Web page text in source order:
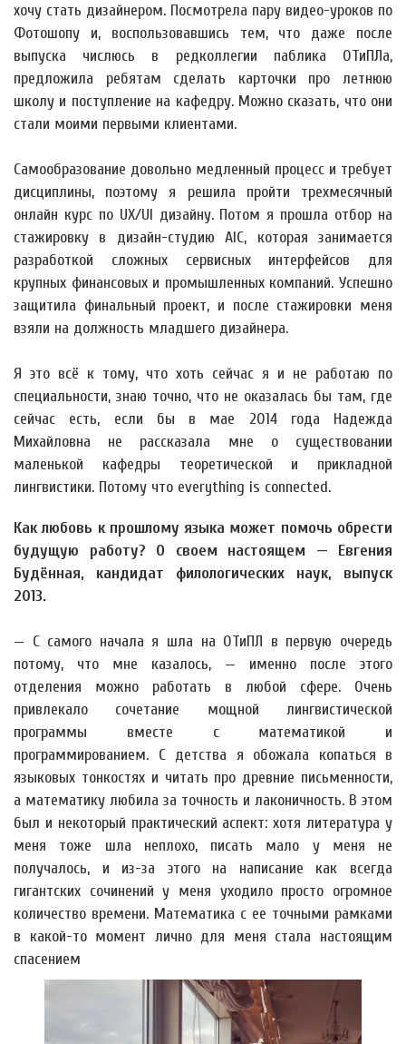
хочу стать дизайнером. Посмотрела пару видео-уроков по
Фотошопу и, воспользовавшись тем, что даже после
выпуска числюсь в редколлегии паблика ОТиПЛа,
предложила ребятам сделать карточки про летнюю
школу и поступление на кафедру. Можно сказать, что они
стали моими первыми клиентами.
Самообразование довольно медленный процесс и требует
дисциплины, поэтому я решила пройти трехмесячный
онлайн курс по UX/UI дизайну. Потом я прошла отбор на
стажировку в дизайн-студию AIC, которая занимается
разработкой сложных сервисных интерфейсов для
крупных финансовых и промышленных компаний. Успешно
защитила финальный проект, и после стажировки меня
взяли на должность младшего дизайнера.
Я это всё к тому, что хоть сейчас я и не работаю по
специальности, знаю точно, что не оказалась бы там, где
сейчас есть, если бы в мае 2014 года Надежда
Михайловна не рассказала мне о существовании
маленькой кафедры теоретической и прикладной
лингвистики. Потому что everything is connected.
Как любовь к прошлому языка может помочь обрести
будущую работу? О своем настоящем — Евгения
Будённая, кандидат филологических наук, выпуск
2013.
— С самого начала я шла на ОТиПЛ в первую очередь
потому, что мне казалось, — именно после этого
отделения можно работать в любой сфере. Очень
привлекало сочетание мощной лингвистической
программы вместе с математикой и
программированием. С детства я обожала копаться в
языковых тонкостях и читать про древние письменности,
а математику любила за точность и лаконичность. В этом
был и некоторый практический аспект: хотя литература у
меня тоже шла неплохо, писать мало у меня не
получалось, и из-за этого на написание как всегда
гигантских сочинений у меня уходило просто огромное
количество времени. Математика с ее точными рамками
в какой-то момент лично для меня стала настоящим
спасением